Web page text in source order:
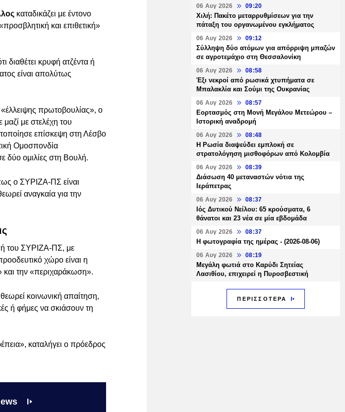
καταδικάζει με έντονο
και επιθετική»
διαθέτει κρυφή ατζέντα ή
είναι απολύτως
πρωτοβουλίας», ο
με στελέχη του
επίσκεψη στη Λέσβο
Ομοσπονδία
ομιλίες στη Βουλή.
ο ΣΥΡΙΖΑ-ΠΣ είναι
αναγκαία για την
του ΣΥΡΙΖΑ-ΠΣ, με
χώρο είναι η
και την «περιχαράκωση».
κοινωνική απαίτηση,
ή φήμες να σκιάσουν τη
καταλήγει ο πρόεδρος
06 Αυγ 2026 09:20
Χιλή: Πακέτο μεταρρυθμίσεων για την
πάταξη του οργανωμένου εγκλήματος
06 Αυγ 2026 09:12
Σύλληψη δύο ατόμων για απόρριψη μπαζών
σε αγροτεμάχιο στη Θεσσαλονίκη
06 Αυγ 2026 08:58
Έξι νεκροί από ρωσικά χτυπήματα σε
Μπαλακλία και Σούμι της Ουκρανίας
06 Αυγ 2026 08:57
Εορτασμός στη Μονή Μεγάλου Μετεώρου –
Ιστορική αναδρομή
06 Αυγ 2026 08:48
Η Ρωσία διαψεύδει εμπλοκή σε
στρατολόγηση μισθοφόρων από Κολομβία
06 Αυγ 2026 08:39
Διάσωση 40 μεταναστών νότια της
Ιεράπετρας
06 Αυγ 2026 08:37
Ιός Δυτικού Νείλου: 65 κρούσματα, 6
θάνατοι και 23 νέα σε μία εβδομάδα
06 Αυγ 2026 08:37
Η φωτογραφία της ημέρας - (2026-08-06)
06 Αυγ 2026 08:19
Μεγάλη φωτιά στο Καρύδι Σητείας
Λασιθίου, επιχειρεί η Πυροσβεστική
ΠΕΡΙΣΣΟΤΕΡΑ